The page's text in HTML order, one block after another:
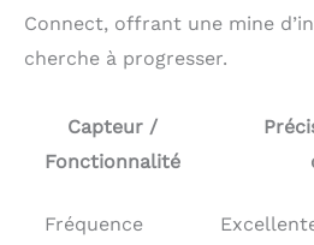
Connect, offrant une mine
cherche à progresser.
Capteur /
Fonctionnalité
Fréquence